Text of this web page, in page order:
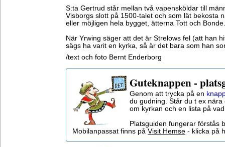
S:ta Gertrud står mellan två vapensköldar till
Visborgs slott på 1500-talet och som lät bekosta
eller möjligen hela bygget, ätterna Tott och Bonde.
När Yrwing säger att det är Strelows fel (att han
sägs ha varit en kyrka, så är det bara som han
/text och foto Bernt Enderborg
Guteknappen -
Genom att trycka på en
du gudning. Står du t ex
om kyrkan och en lista på
Platsguiden fungerar förstås
Mobilanpassat finns på Visit Hemse - klicka på